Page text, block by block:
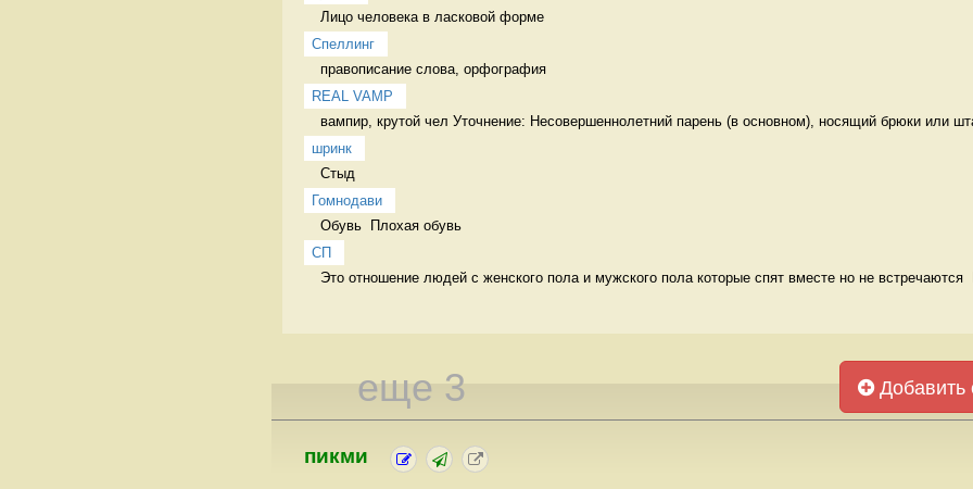
Лицо человека в ласковой форме
Спеллинг
правописание слова, орфография
REAL VAMP
вампир, крутой чел Уточнение: Несовершеннолетний парень (в основном), носящий брюки или
шринк
Стыд
Гомнодави
Обувь  Плохая обувь
СП
Это отношение людей с женского пола и мужского пола которые спят вместе но не встречаются
еще 3 Добавить
пикми